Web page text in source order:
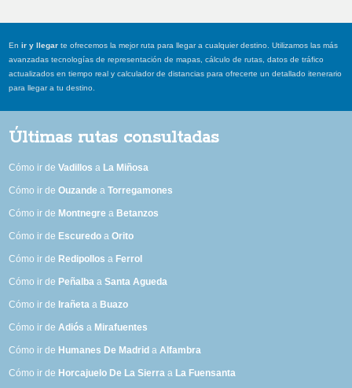
Enir y llegar te ofrecemos la mejor ruta para llegar a cualquier destino. Utilizamos las más
avanzadas tecnologías de representación de mapas, cálculo de rutas, datos de tráfico
actualizados en tiempo real y calculador de distancias para ofrecerte un detallado itenerario
para llegar a tu destino.
Últimas rutas consultadas
Cómo ir deVadillos a La Miñosa
Cómo ir deOuzande aTorregamones
Cómo ir de Montnegre a Betanzos
Cómo ir de Escuredo aOrito
Cómo ir de Redipollos a Ferrol
Cómo ir de Peñalba aSanta Agueda
Cómo ir de Irañeta a Buazo
Cómo ir deAdiós a Mirafuentes
Cómo ir de Humanes De Madrid aAlfambra
Cómo ir de Horcajuelo De La Sierra a La Fuensanta